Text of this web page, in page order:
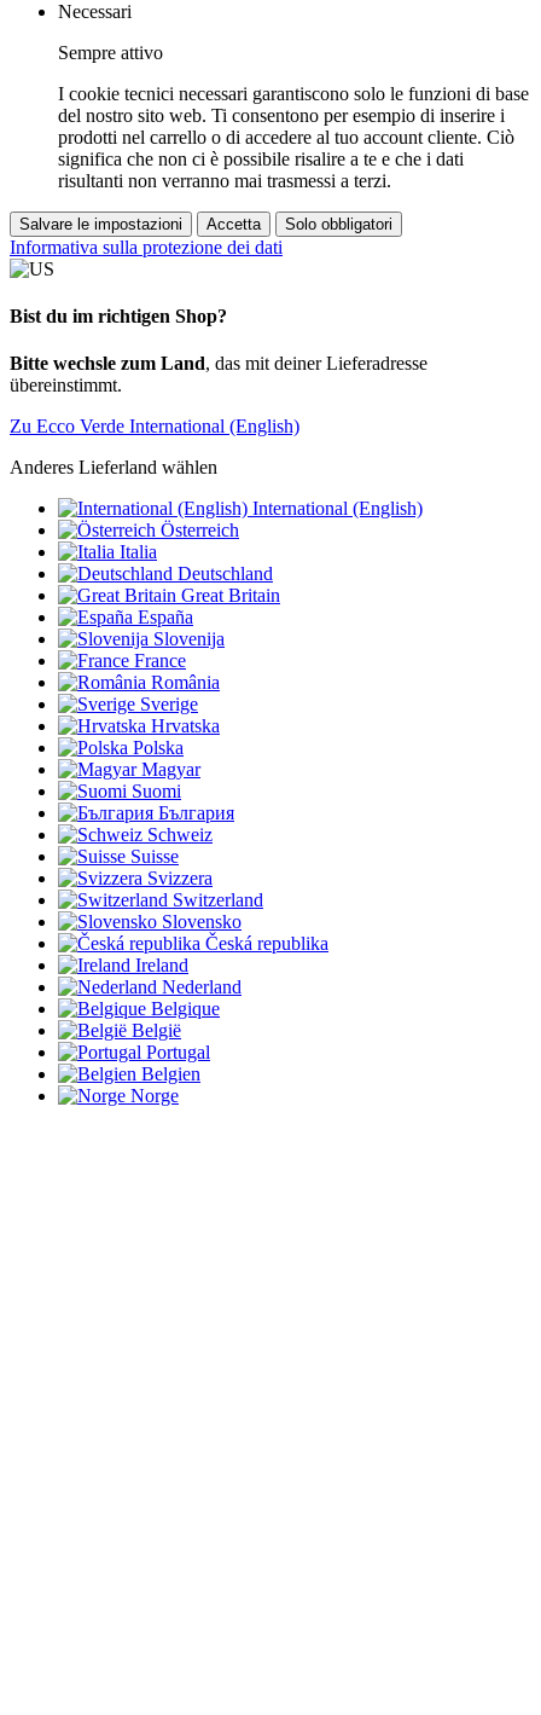
Necessari
Sempre attivo
I cookie tecnici necessari garantiscono solo le funzioni di base
del nostro sito web. Ti consentono per esempio di inserire i
prodotti nel carrello o di accedere al tuo account cliente. Ciò
significa che non ci è possibile risalire a te e che i dati
risultanti non verranno mai trasmessi a terzi.
Salvare le impostazioni Accetta Solo obbligatori
Informativa sulla protezione dei dati
Bist du im richtigen Shop?
Bitte wechsle zum Land, das mit deiner Lieferadresse
übereinstimmt.
Zu Ecco Verde International (English)
Anderes Lieferland wählen
International (English)
Österreich
Italia
Deutschland
Great Britain
España
Slovenija
France
România
Sverige
Hrvatska
Polska
Magyar
Suomi
България
Schweiz
Suisse
Svizzera
Switzerland
Slovensko
Česká republika
Ireland
Nederland
Belgique
België
Portugal
Belgien
Norge